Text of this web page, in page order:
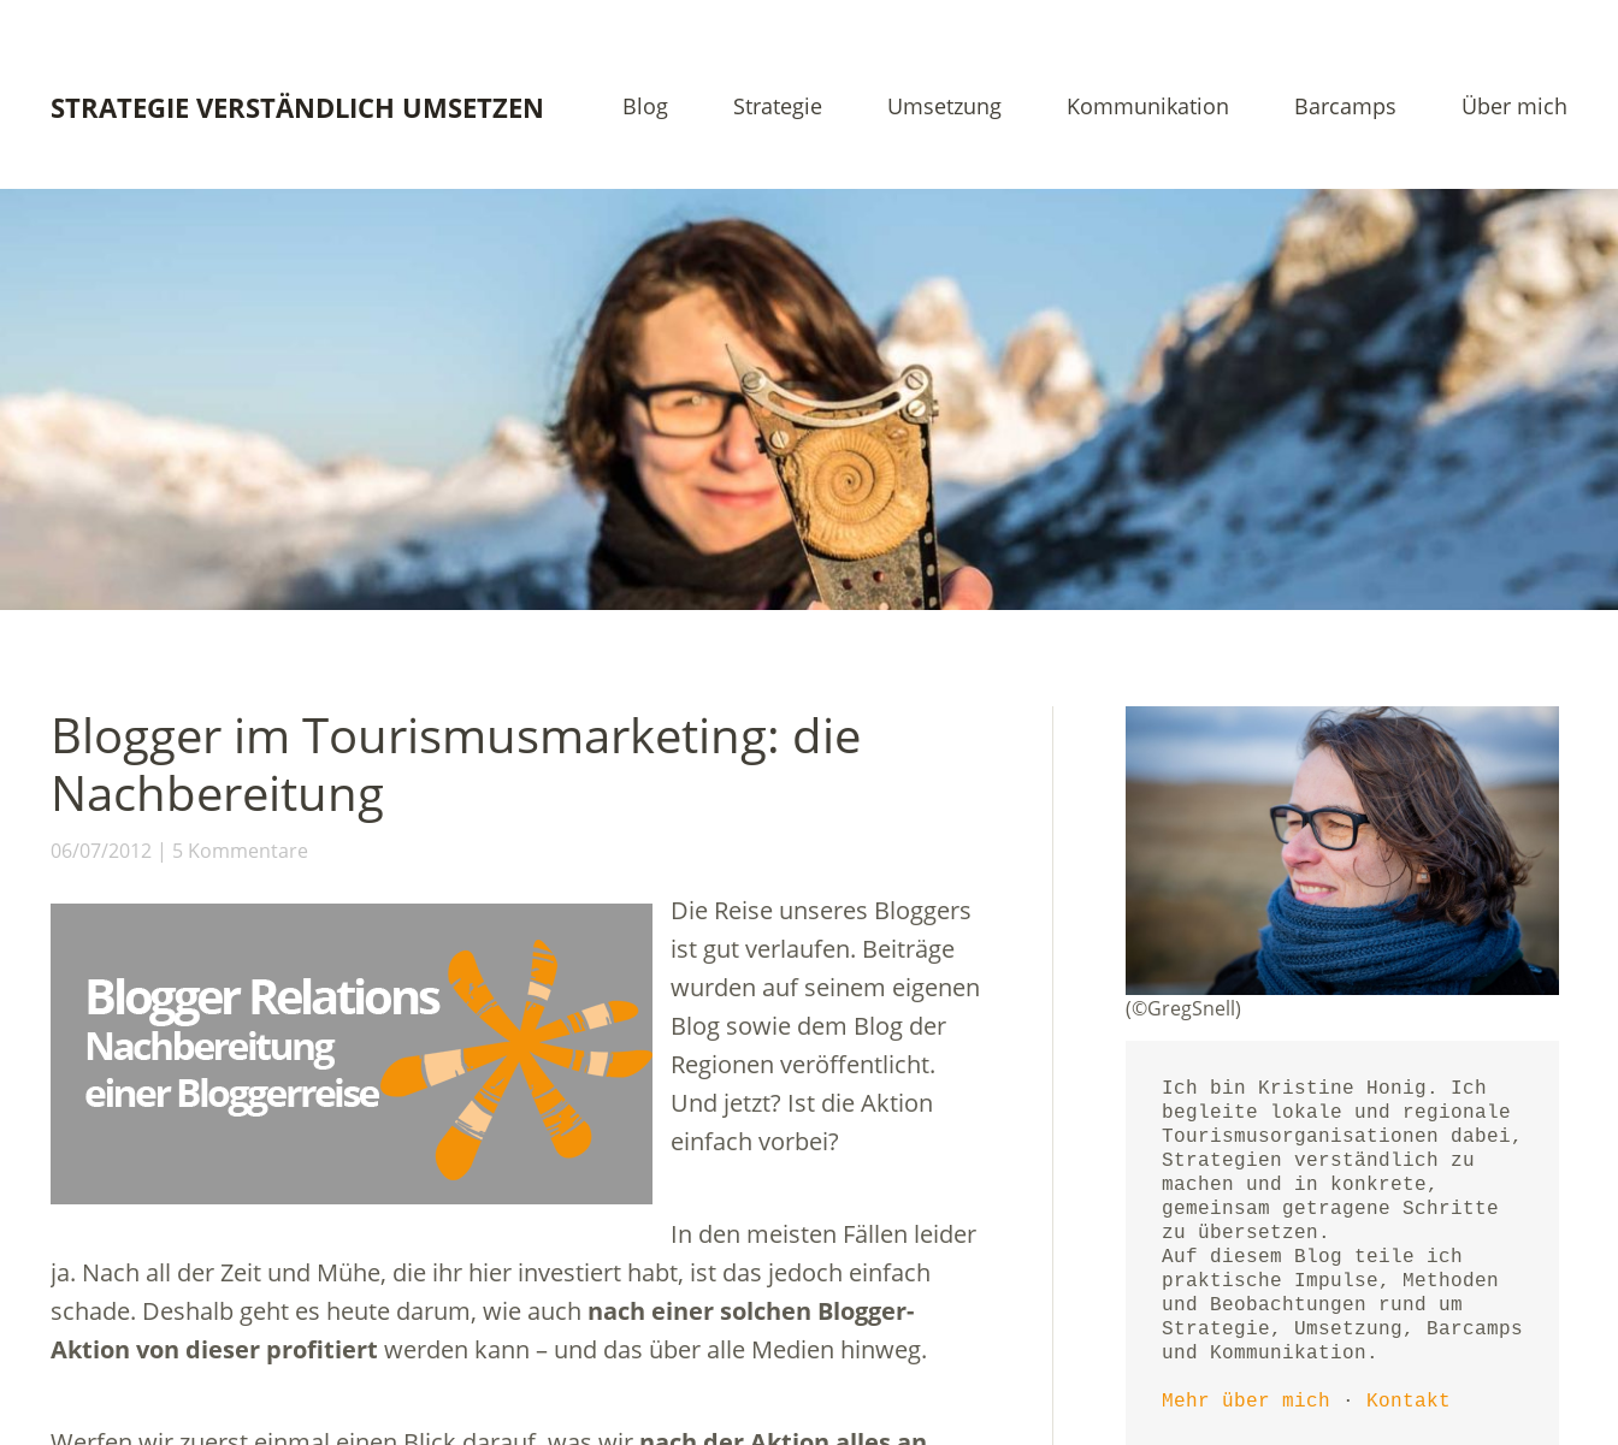
STRATEGIE VERSTÄNDLICH UMSETZEN Blog Strategie Umsetzung Kommunikation Barcamps Über mich
Blogger im Tourismusmarketing: die
Nachbereitung
06/07/2012 5 Kommentare
Die Reise unseres Bloggers
ist gut verlaufen. Beiträge
wurden auf seinem eigenen
Blog sowie dem Blog der
Regionen veröffentlicht.
Und jetzt? Ist die Aktion
einfach vorbei?
In den meisten Fällen leider
ja. Nach all der Zeit und Mühe, die ihr hier investiert habt, ist das jedoch einfach
schade. Deshalb geht es heute darum, wie auch nach einer solchen Blogger-
Aktion von dieser profitiert werden kann – und das über alle Medien hinweg.
(©GregSnell)
Ich bin Kristine Honig. Ich
begleite lokale und regionale
Tourismusorganisationen dabei,
Strategien verständlich zu
machen und in konkrete,
gemeinsam getragene Schritte
zu übersetzen.
Auf diesem Blog teile ich
praktische Impulse, Methoden
und Beobachtungen rund um
Strategie, Umsetzung, Barcamps
und Kommunikation.
Mehr über mich · Kontakt